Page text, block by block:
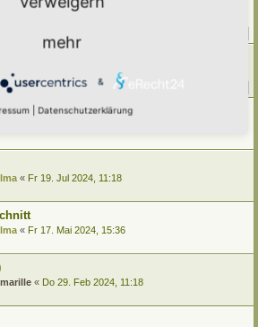
Gartenteich
Mi 30. Okt 2024, 18:26
- Ziehzeiten?-
« Fr 19. Jul 2024, 11:18
« Fr 17. Mai 2024, 15:36
« Do 29. Feb 2024, 11:18
mehr
&
Datenschutzerklärung